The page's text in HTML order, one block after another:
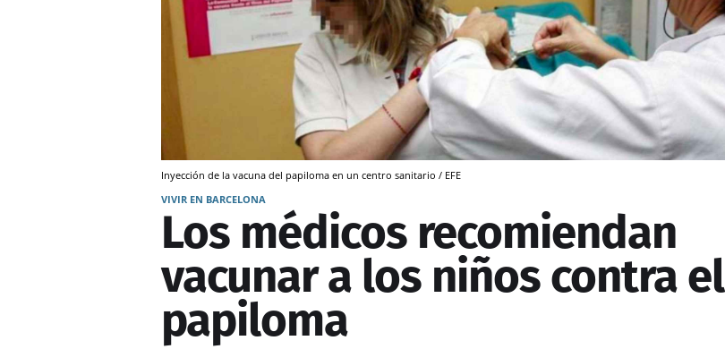
Inyección de la vacuna del papiloma en un centro sanitario / EFE
VIVIR EN BARCELONA
Los médicos recomiendan
vacunar a los niños contra el
papiloma